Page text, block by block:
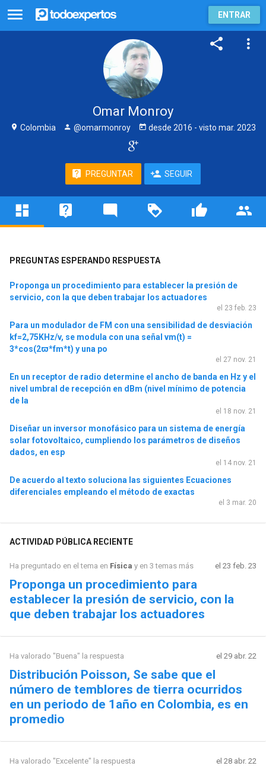
ENTRAR
Omar Monroy
Colombia @omarmonroy desde 2016 - visto mar. 2023
PREGUNTAR SEGUIR
PREGUNTAS ESPERANDO RESPUESTA
Proponga un procedimiento para establecer la presión de
servicio, con la que deben trabajar los actuadores
el 23 feb. 23
Para un modulador de FM con una sensibilidad de desviación
kf=2,75KHz/v, se modula con una señal vm(t) =
3*cos(2ϖ*fm*t) y una po
el 27 nov. 21
En un receptor de radio determine el ancho de banda en Hz y el
nivel umbral de recepción en dBm (nivel mínimo de potencia
de la
el 18 nov. 21
Diseñar un inversor monofásico para un sistema de energía
solar fotovoltaico, cumpliendo los parámetros de diseños
dados, en esp
el 14 nov. 21
De acuerdo al texto soluciona las siguientes Ecuaciones
diferenciales empleando el método de exactas
el 3 mar. 20
ACTIVIDAD PÚBLICA RECIENTE
Ha preguntado en el tema en Física y en 3 temas más el 23 feb. 23
Proponga un procedimiento para
establecer la presión de servicio, con la
que deben trabajar los actuadores
Ha valorado "Buena" la respuesta el 29 abr. 22
Distribución Poisson, Se sabe que el
número de temblores de tierra ocurridos
en un periodo de 1año en Colombia, es en
promedio
Ha valorado "Excelente" la respuesta el 28 abr. 22